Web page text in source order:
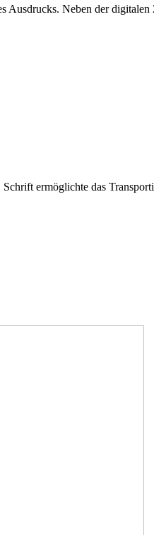
Neben der
ermöglichte das